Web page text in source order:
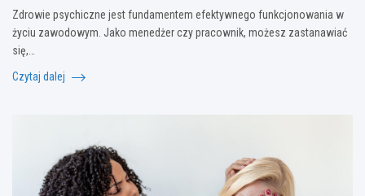
Zdrowie psychiczne jest fundamentem efektywnego funkcjonowania w
życiu zawodowym. Jako menedżer czy pracownik, możesz zastanawiać
się,…
Czytaj dalej